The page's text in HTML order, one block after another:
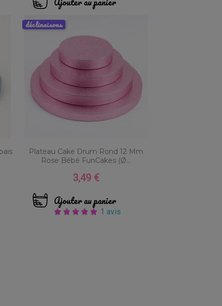
Plateau Cake Drum Rond 12 Mm
Rose Bébé FunCakes (Ø...
Prix
3,49 €
Ajouter au panier
1 avis
déclinaisons